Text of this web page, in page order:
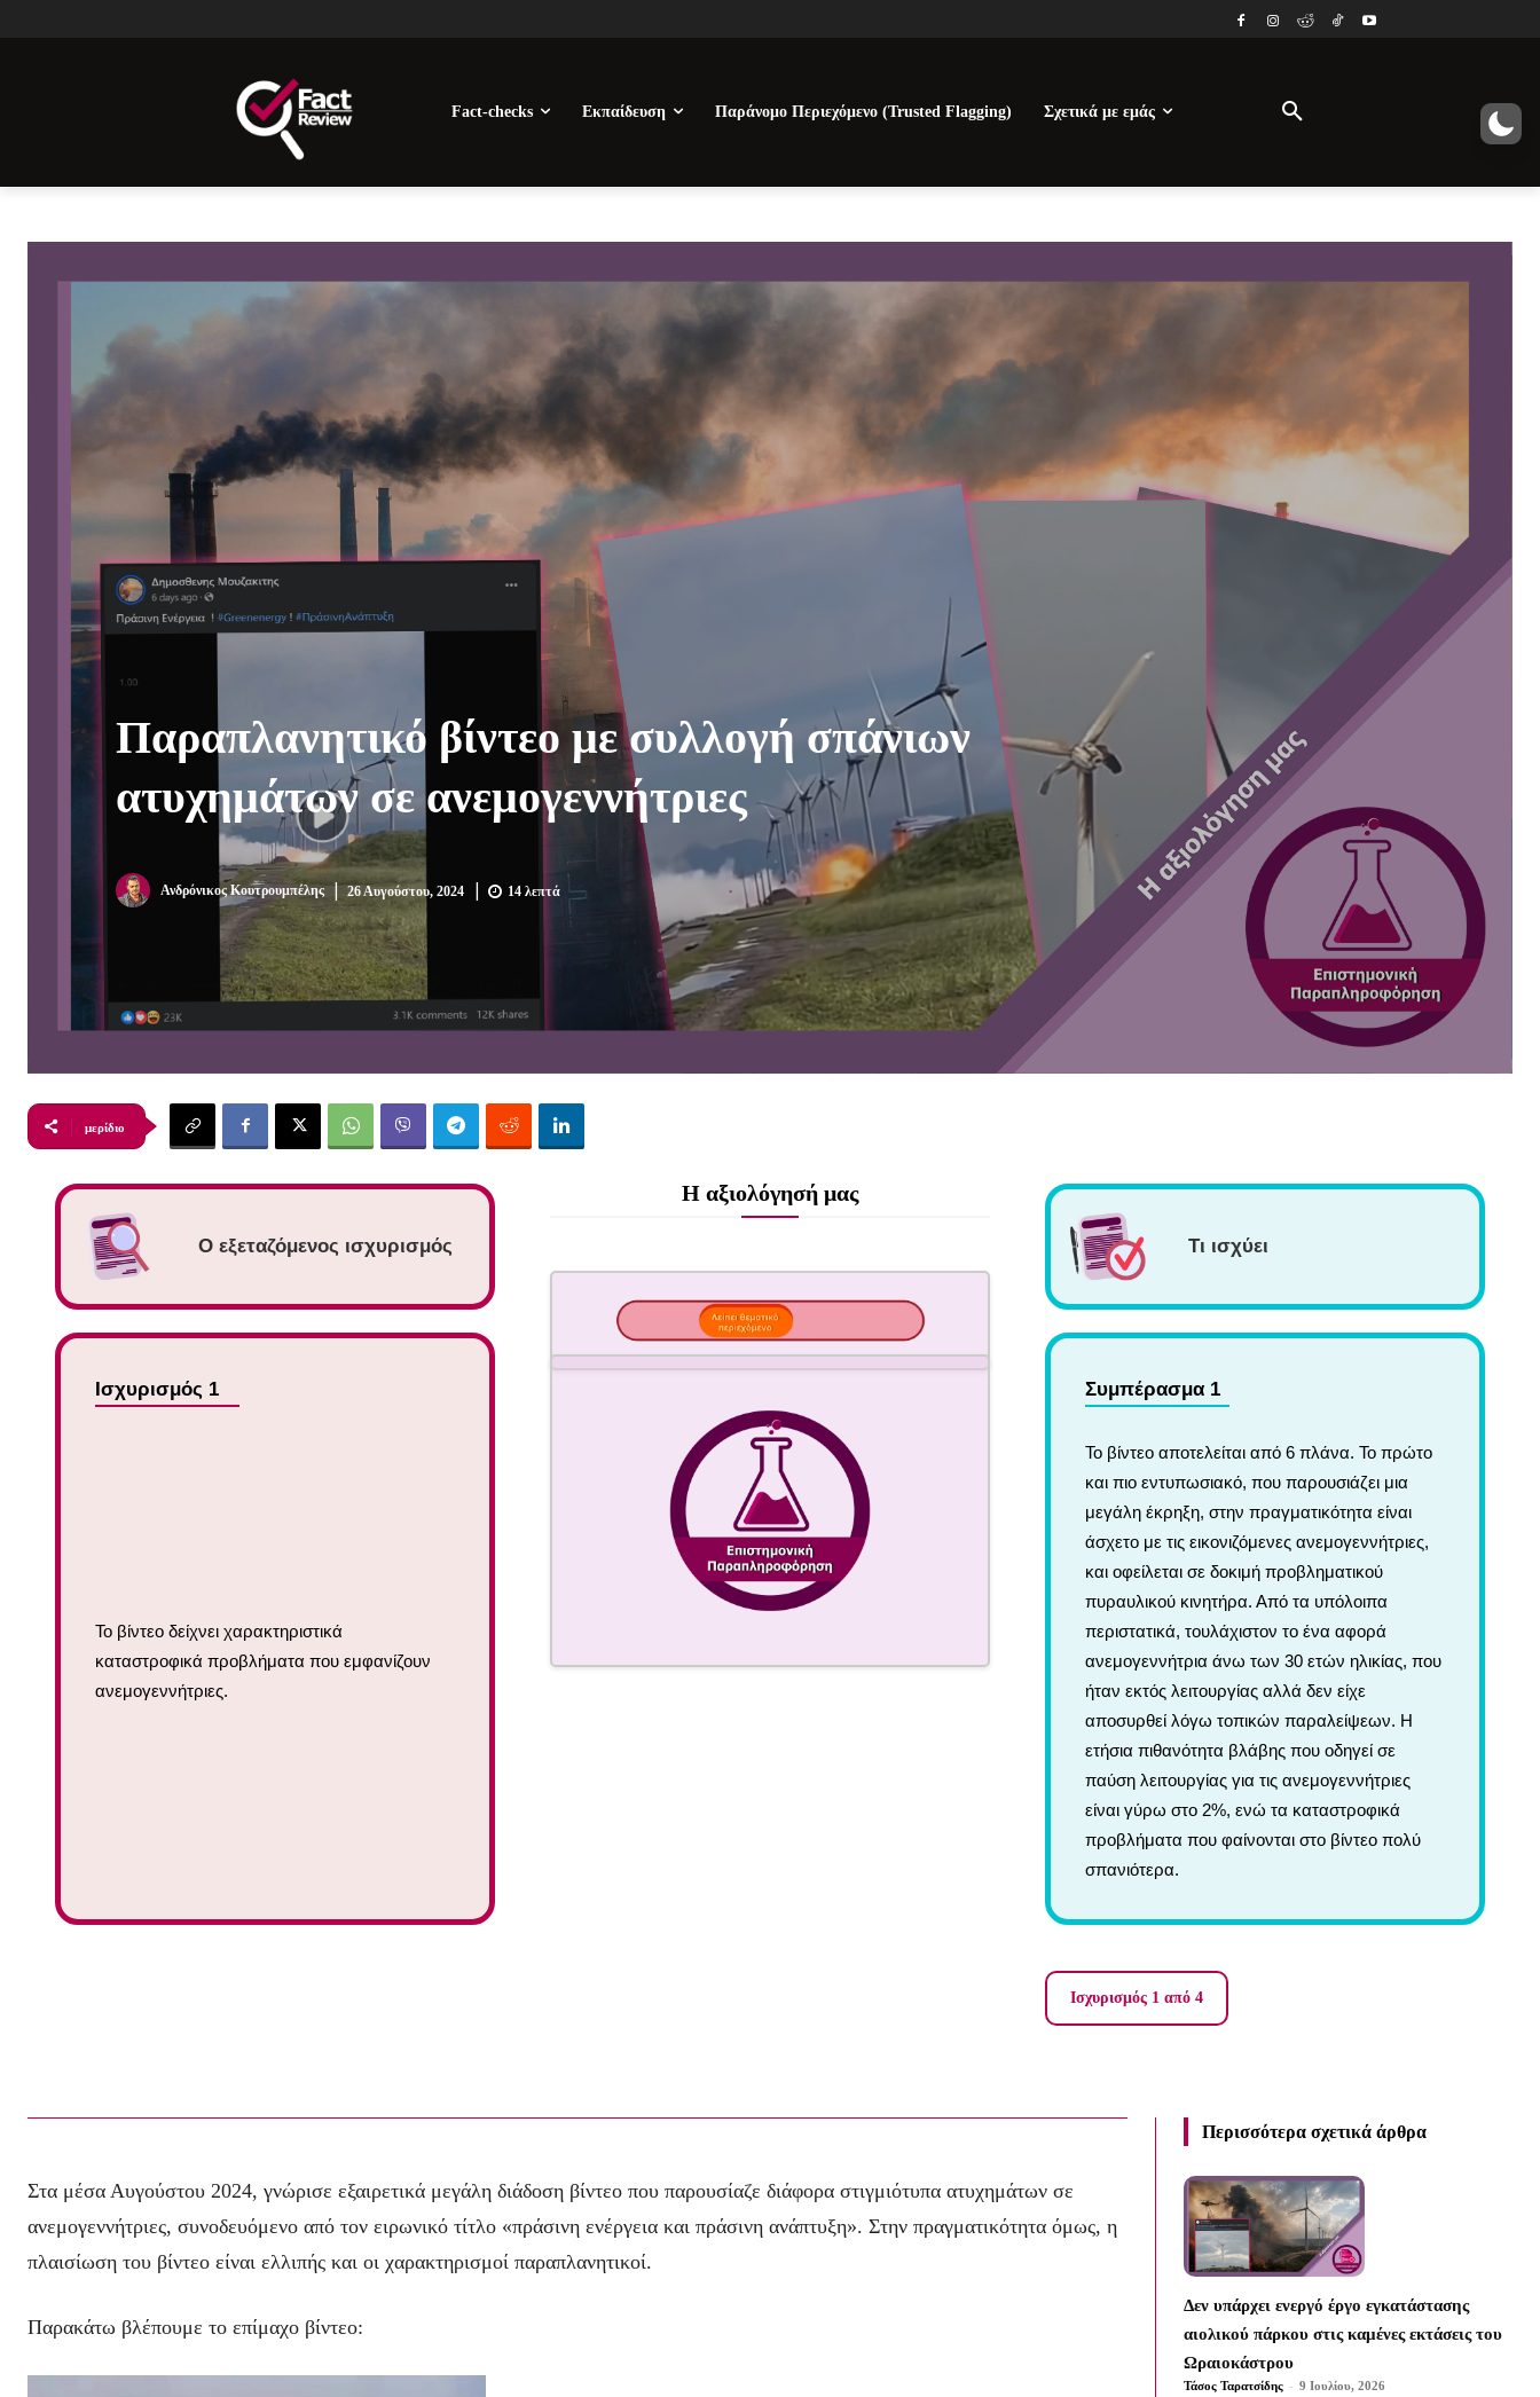
Fact-checks Εκπαίδευση Παράνομο Περιεχόμενο (Trusted Flagging) Σχετικά με εμάς
Παραπλανητικό βίντεο με συλλογή σπάνιων
ατυχημάτων σε ανεμογεννήτριες
Ανδρόνικος Κουτρουμπέλης | 26 Αυγούστου, 2024 | 14λεπτά
μερίδιο
Ο εξεταζόμενος ισχυρισμός
Ισχυρισμός 1
Το βίντεο δείχνει χαρακτηριστικά
καταστροφικά προβλήματα που εμφανίζουν
ανεμογεννήτριες.
Η αξιολόγησή μας
Τι ισχύει
Συμπέρασμα 1
Το βίντεο αποτελείται από 6 πλάνα. Το πρώτο
και πιο εντυπωσιακό, που παρουσιάζει μια
μεγάλη έκρηξη, στην πραγματικότητα είναι
άσχετο με τις εικονιζόμενες ανεμογεννήτριες,
και οφείλεται σε δοκιμή προβληματικού
πυραυλικού κινητήρα. Από τα υπόλοιπα
περιστατικά, τουλάχιστον το ένα αφορά
ανεμογεννήτρια άνω των 30 ετών ηλικίας, που
ήταν εκτός λειτουργίας αλλά δεν είχε
αποσυρθεί λόγω τοπικών παραλείψεων. Η
ετήσια πιθανότητα βλάβης που οδηγεί σε
παύση λειτουργίας για τις ανεμογεννήτριες
είναι γύρω στο 2%, ενώ τα καταστροφικά
προβλήματα που φαίνονται στο βίντεο πολύ
σπανιότερα.
Ισχυρισμός 1 από 4
Στα μέσα Αυγούστου 2024, γνώρισε εξαιρετικά μεγάλη διάδοση βίντεο που παρουσίαζε διάφορα στιγμιότυπα ατυχημάτων σε
ανεμογεννήτριες, συνοδευόμενο από τον ειρωνικό τίτλο «πράσινη ενέργεια και πράσινη ανάπτυξη». Στην πραγματικότητα όμως, η
πλαισίωση του βίντεο είναι ελλιπής και οι χαρακτηρισμοί παραπλανητικοί.
Παρακάτω βλέπουμε το επίμαχο βίντεο:
Περισσότερα σχετικά άρθρα
Δεν υπάρχει ενεργό έργο εγκατάστασης
αιολικού πάρκου στις καμένες εκτάσεις του
Ωραιοκάστρου
Τάσος Ταρατσίδης - 9 Ιουλίου, 2026